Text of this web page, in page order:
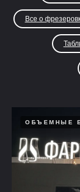
Все о
ОБЪЕМНЫЕ